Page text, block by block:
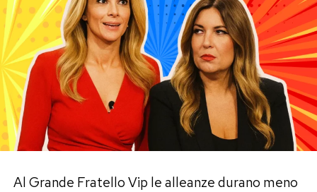
Al Grande Fratello Vip le alleanze durano meno